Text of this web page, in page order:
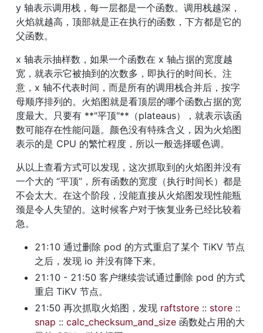
y 轴表示调用栈，每一层都是一个函数。调用栈越深，
火焰就越高，顶部就是正在执行的函数，下方都是它的
父函数。
x 轴表示抽样数，如果一个函数在 x 轴占据的宽度越
宽，就表示它被抽到的次数多，即执行的时间长。注
意，x 轴不代表时间，而是所有的调用栈合并后，按字
母顺序排列的。火焰图就是看顶层的哪个函数占据的宽
度最大。只要有 **"平顶"**（plateaus），就表示该函
数可能存在性能问题。颜色没有特殊含义，因为火焰图
表示的是 CPU 的繁忙程度，所以一般选择暖色调。
从以上查看方式可以发现，这次抓取到的火焰图并没有
一个大的 “平顶”，所有函数的宽度（执行时间长）都是
不会太大。在这个阶段，没能直接从火焰图发现性能瓶
颈是令人失望的。这时候客户对于恢复业务已经比较着
急。
21:10 通过删除 pod 的方式重启了某个 TiKV 节点
之后，发现 io 并没有降下来。
21:10 - 21:50 客户继续尝试通过删除 pod 的方式
重启 TiKV 节点。
21:50 再次抓取火焰图，发现 raftstore :: store ::
snap :: calc_checksum_and_size 函数处占用的大